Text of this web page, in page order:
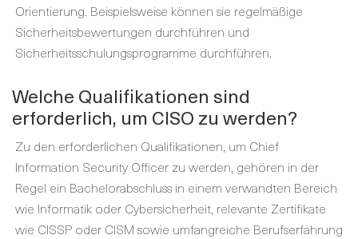
Orientierung. Beispielsweise können sie regelmäßige
Sicherheitsbewertungen durchführen und
Sicherheitsschulungsprogramme durchführen.
Welche Qualifikationen sind
erforderlich, um CISO zu werden?
Zu den erforderlichen Qualifikationen, um Chief
Information Security Officer zu werden, gehören in der
Regel ein Bachelorabschluss in einem verwandten Bereich
wie Informatik oder Cybersicherheit, relevante Zertifikate
wie CISSP oder CISM sowie umfangreiche Berufserfahrung